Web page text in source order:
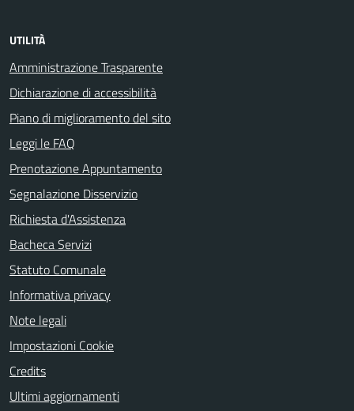
UTILITÀ
Amministrazione Trasparente
Dichiarazione di accessibilità
Piano di miglioramento del sito
Leggi le FAQ
Prenotazione Appuntamento
Segnalazione Disservizio
Richiesta d'Assistenza
Bacheca Servizi
Statuto Comunale
Informativa privacy
Note legali
Impostazioni Cookie
Credits
Ultimi aggiornamenti